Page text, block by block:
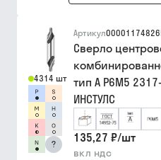
4314 шт
?
Артикул00001174826
Сверло
тип A Р6М5
ИНСТУЛС
135,27 ₽/шт
вкл ндс